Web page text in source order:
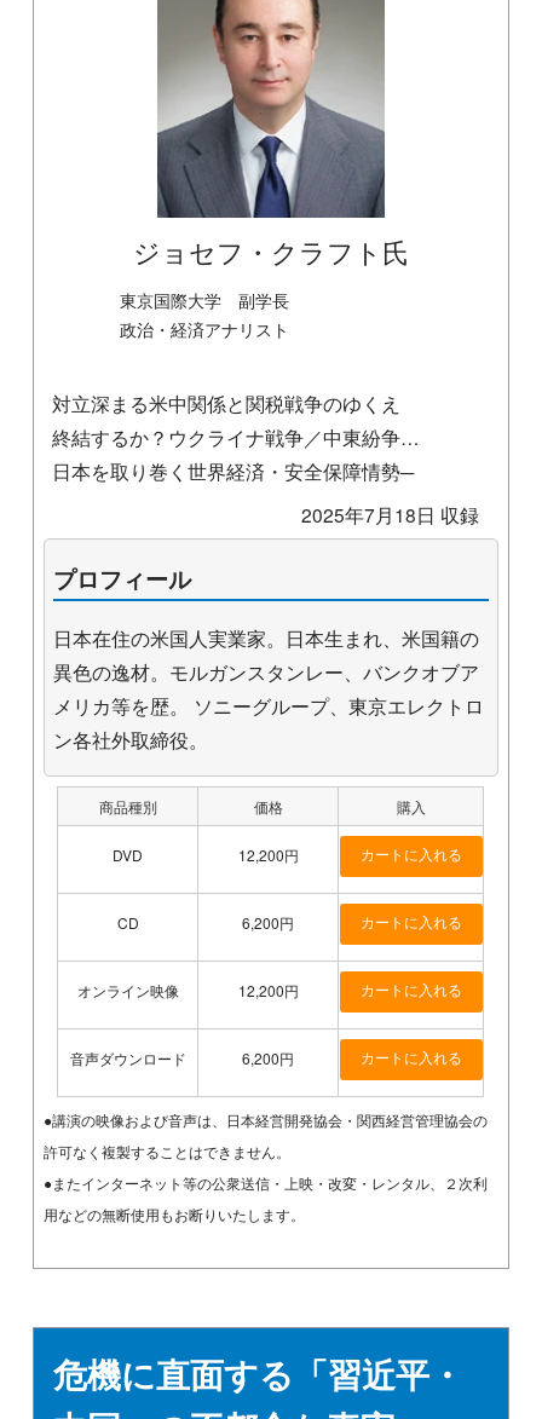
ジョセフ・クラフト氏
東京国際大学 副学長
政治・経済アナリスト
対立深まる米中関係と関税戦争のゆくえ
終結するか？ウクライナ戦争／中東紛争…
日本を取り巻く世界経済・安全保障情勢─
2025年7月18日 収録
プロフィール
日本在住の米国人実業家。日本生まれ、米国籍の
異色の逸材。モルガンスタンレー、バンクオブア
メリカ等を歴。 ソニーグループ、東京エレクトロ
ン各社外取締役。
商品種別 価格 購入
DVD 12,200円
CD 6,200円
オンライン映像 12,200円
音声ダウンロード 6,200円
●講演の映像および音声は、日本経営開発協会・関西経営管理協会の
許可なく複製することはできません。
●またインターネット等の公衆送信・上映・改変・レンタル、２次利
用などの無断使用もお断りいたします。
危機に直面する「習近平・